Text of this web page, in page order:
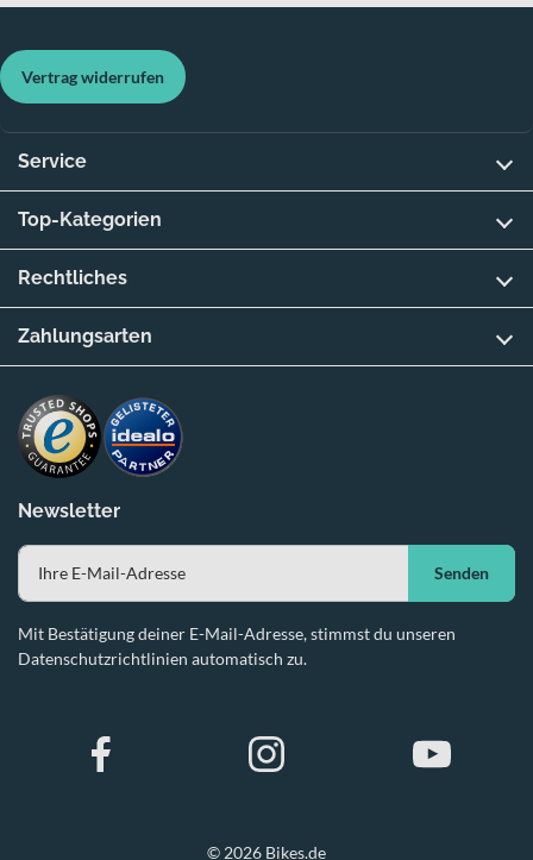
Newsletter
Senden
Mit Bestätigung deiner E-Mail-Adresse, stimmst du unseren
Datenschutzrichtlinien automatisch zu.
Vertrag widerrufen
Service
Top-Kategorien
Rechtliches
Zahlungsarten
© 2026 Bikes.de